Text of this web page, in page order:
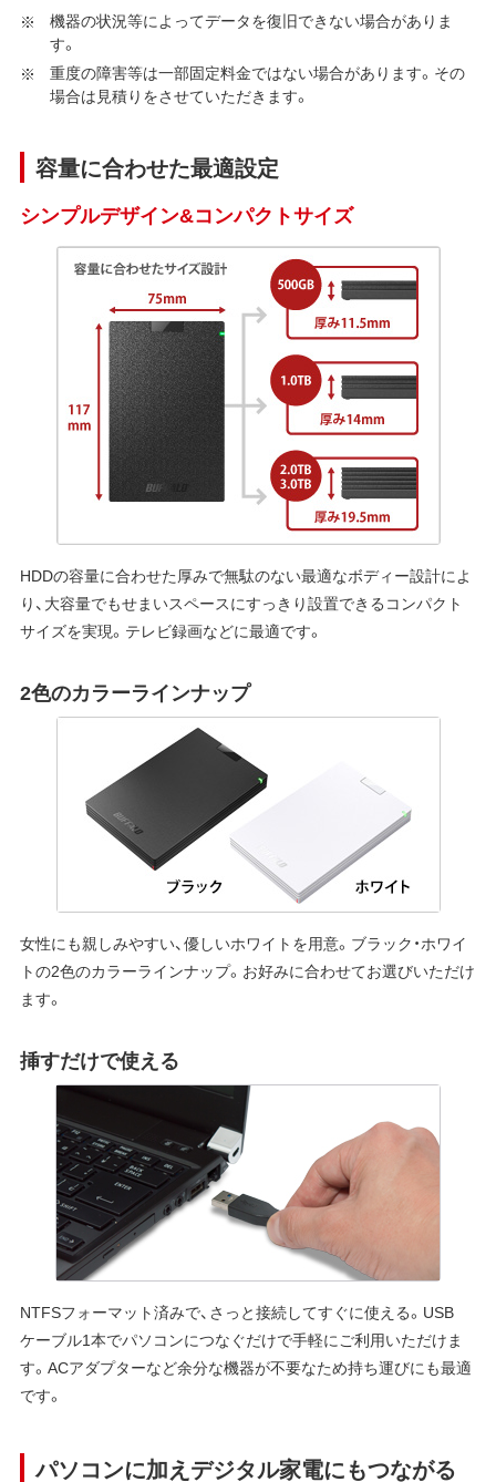
機器の状況等によってデータを復旧できない場合がありま
す。
重度の障害等は一部固定料金ではない場合があります。その
場合は見積りをさせていただきます。
容量に合わせた最適設定
シンプルデザイン&コンパクトサイズ
HDDの容量に合わせた厚みで無駄のない最適なボディー設計によ
り、大容量でもせまいスペースにすっきり設置できるコンパクト
サイズを実現。テレビ録画などに最適です。
2色のカラーラインナップ
女性にも親しみやすい、優しいホワイトを用意。ブラック・ホワイ
トの2色のカラーラインナップ。お好みに合わせてお選びいただけ
ます。
挿すだけで使える
NTFSフォーマット済みで、さっと接続してすぐに使える。USB
ケーブル1本でパソコンにつなぐだけで手軽にご利用いただけま
す。ACアダプターなど余分な機器が不要なため持ち運びにも最適
です。
パソコンに加えデジタル家電にもつながる